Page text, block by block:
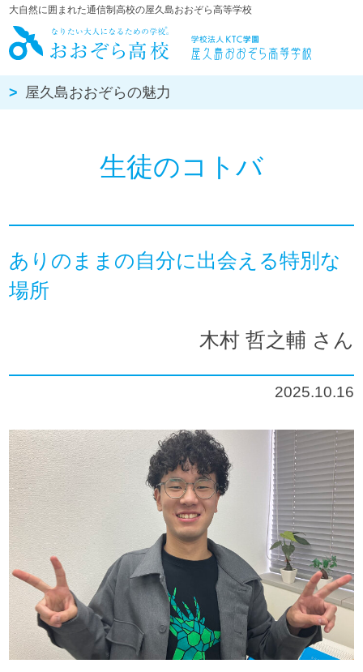
大自然に囲まれた通信制高校の屋久島おおぞら高等学校
生徒のコトバ
屋久島おおぞらの魅力
ありのままの自分に出会える特別な
場所
木村 哲之輔 さん
2025.10.16